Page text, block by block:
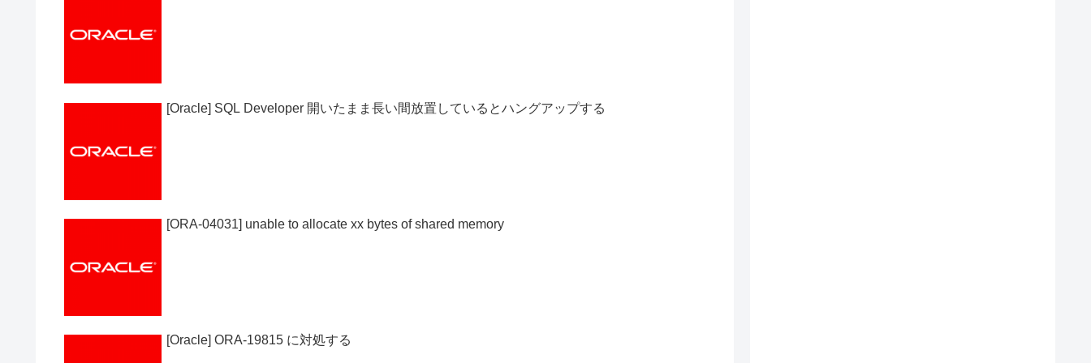
[Oracle] SQL Developer 開いたまま長い間放置しているとハングアップする
[ORA-04031] unable to allocate xx bytes of shared memory
[Oracle] ORA-19815 に対処する